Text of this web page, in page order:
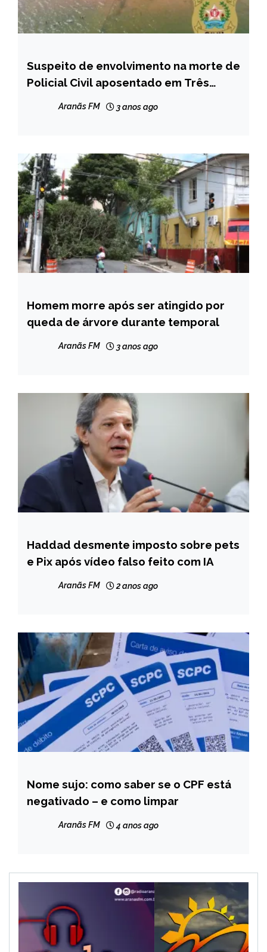
MINAS
GERAIS
NOTÍCIAS
Suspeito de envolvimento na morte de
Policial Civil aposentado em Três
Aranãs FM 3 anos ago
BRASIL
NOTÍCIAS
Homem morre após ser atingido por
queda de árvore durante temporal
Aranãs FM 3 anos ago
BRASIL
NOTÍCIAS
Haddad desmente imposto sobre pets
e Pix após vídeo falso feito com IA
Aranãs FM 2 anos ago
BRASIL
NOTÍCIAS
Nome sujo: como saber se o CPF está
negativado – e como limpar
Aranãs FM 4 anos ago